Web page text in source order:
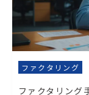
ファクタリング
ファクタリング